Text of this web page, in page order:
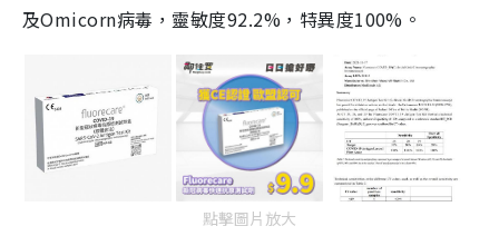
及Omicorn病毒，靈敏度92.2%，特異度100%。
點擊圖片放大